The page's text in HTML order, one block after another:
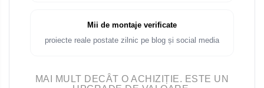
Mii de montaje verificate
proiecte reale postate zilnic pe blog și social media
MAI MULT DECÂT O ACHIZIȚIE. ESTE UN